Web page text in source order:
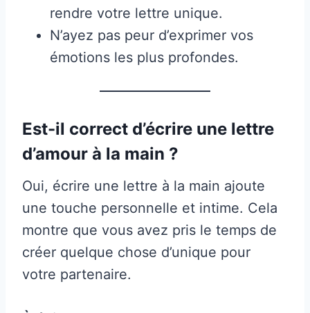
rendre votre lettre unique.
N’ayez pas peur d’exprimer vos
émotions les plus profondes.
Est-il correct d’écrire une lettre
d’amour à la main ?
Oui, écrire une lettre à la main ajoute
une touche personnelle et intime. Cela
montre que vous avez pris le temps de
créer quelque chose d’unique pour
votre partenaire.